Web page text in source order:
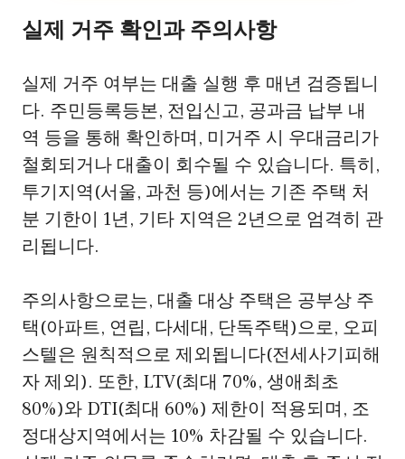
실제 거주 확인과 주의사항
실제 거주 여부는 대출 실행 후 매년 검증됩니
다. 주민등록등본, 전입신고, 공과금 납부 내
역 등을 통해 확인하며, 미거주 시 우대금리가
철회되거나 대출이 회수될 수 있습니다. 특히,
투기지역(서울, 과천 등)에서는 기존 주택 처
분 기한이 1년, 기타 지역은 2년으로 엄격히 관
리됩니다.
주의사항으로는, 대출 대상 주택은 공부상 주
택(아파트, 연립, 다세대, 단독주택)으로, 오피
스텔은 원칙적으로 제외됩니다(전세사기피해
자 제외). 또한, LTV(최대 70%, 생애최초
80%)와 DTI(최대 60%) 제한이 적용되며, 조
정대상지역에서는 10% 차감될 수 있습니다.